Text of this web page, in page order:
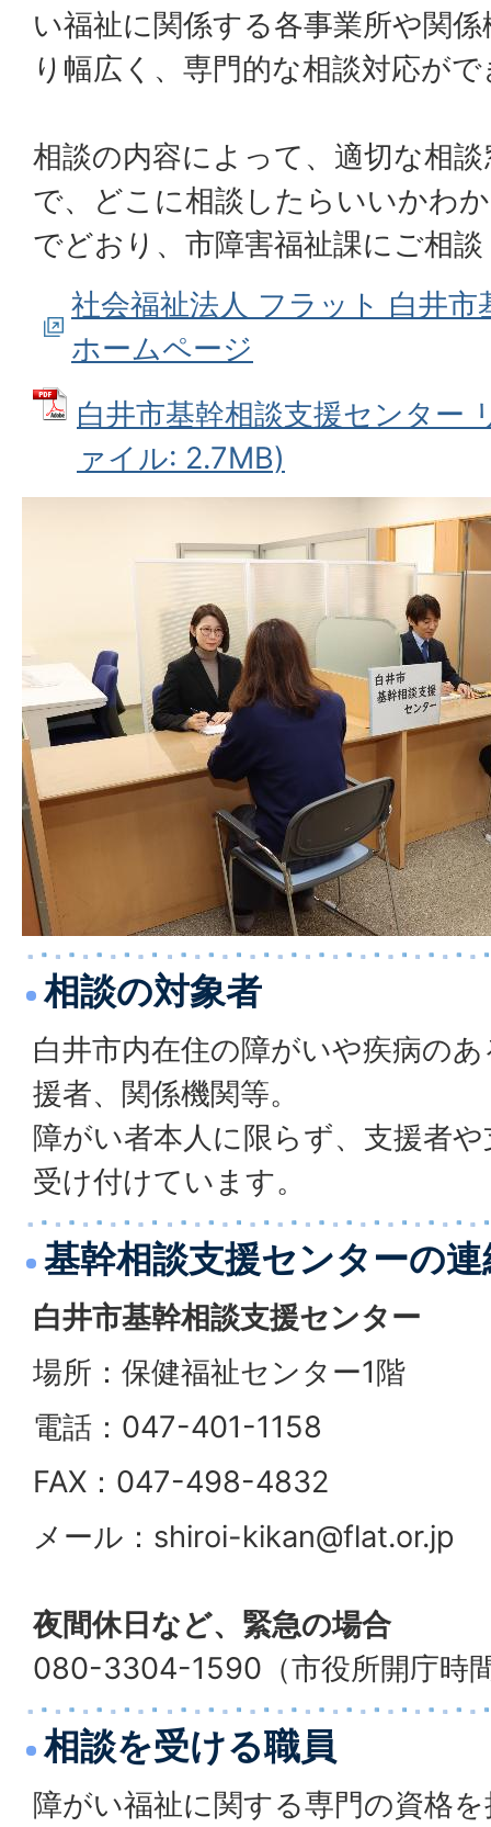
い福祉に関係する各事業所や関
り幅広く、専門的な相談対応が
相談の内容によって、適切な相
で、どこに相談したらいいかわ
でどおり、市障害福祉課にご相
社会福祉法人 フラット 白井
ホームページ
白井市基幹相談支援センター
ァイル: 2.7MB)
相談の対象者
白井市内在住の障がいや疾病の
援者、関係機関等。
障がい者本人に限らず、支援者
受け付けています。
基幹相談支援センターの
白井市基幹相談支援センター
場所：保健福祉センター1階
電話：047-401-1158
FAX：047-498-4832
メール：shiroi-kikan@flat.or.jp
夜間休日など、緊急の場合
080-3304-1590（市役所開庁時
相談を受ける職員
障がい福祉に関する専門の資格